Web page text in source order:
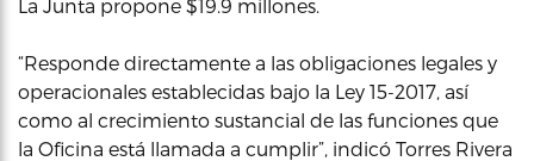
La Junta propone $19.9 millones.
“Responde directamente a las obligaciones legales y
operacionales establecidas bajo la Ley 15-2017, así
como al crecimiento sustancial de las funciones que
la Oficina está llamada a cumplir”, indicó Torres Rivera